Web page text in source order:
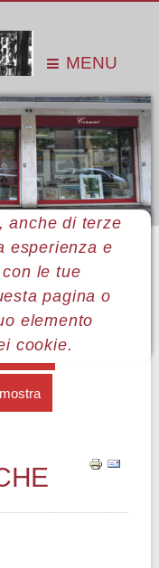
MENU
anche di terze
esperienza e
le tue
pagina o
elemento
cookie.
Lucio Afeltra